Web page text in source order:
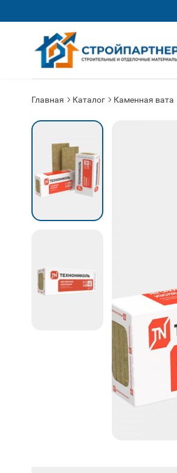
Главная Каталог Каменная вата